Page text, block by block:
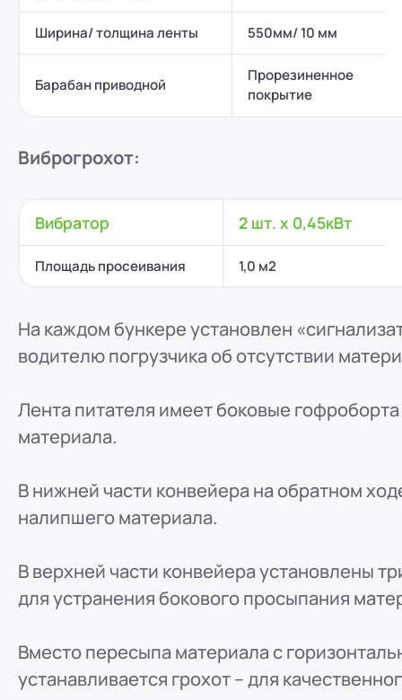
Ширина/ толщина ленты 550мм/ 10 мм
Барабан приводной
Прорезиненное
покрытие
Виброгрохот:
Вибратор 2 шт. x 0,45кВт
Площадь просеивания 1,0 м2
На каждом бункере установлен
водителю погрузчика об отсутствии
Лента питателя имеет боковые
материала.
В нижней части конвейера на обратном
налипшего материала.
В верхней части конвейера установлены
для устранения бокового просыпания
Вместо пересыпа материала с
устанавливается грохот – для